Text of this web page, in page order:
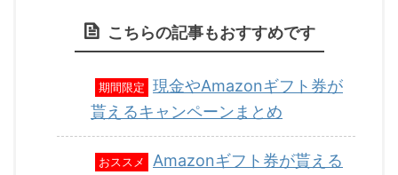
こちらの記事もおすすめです
期間限定
現金やAmazonギフト券が
貰えるキャンペーンまとめ
おススメ Amazonギフト券が貰える